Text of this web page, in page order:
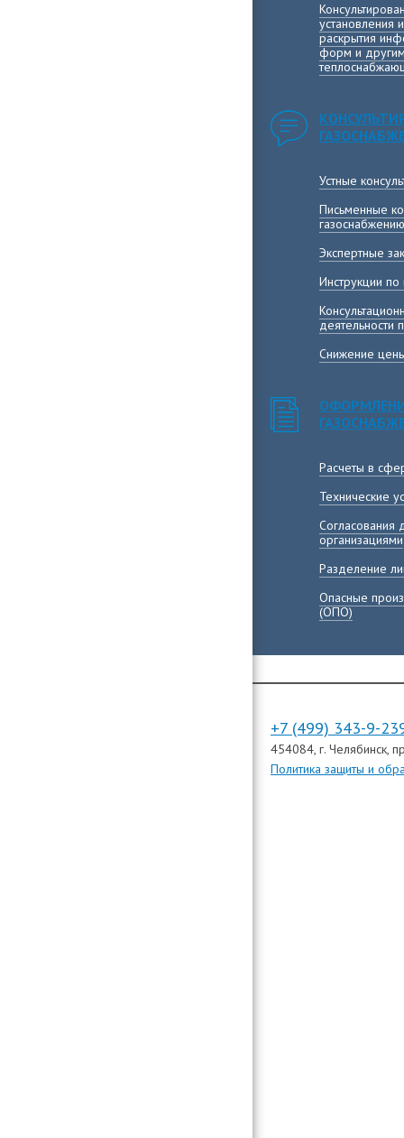
установления
раскрытия
форм и
Устные
Письменные
газоснабжению
Экспертные
Инструкции
деятельности
Снижение
Расчеты в
Технические
Согласования
организациями
Разделение
Опасные
(ОПО)
+7 (499) 343-9-
454084, г. Челябинск,
Политика защиты и